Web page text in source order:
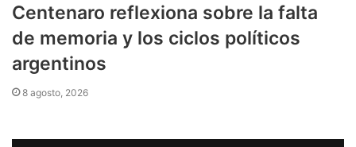
Centenaro reflexiona sobre la falta
de memoria y los ciclos políticos
argentinos
8 agosto, 2026